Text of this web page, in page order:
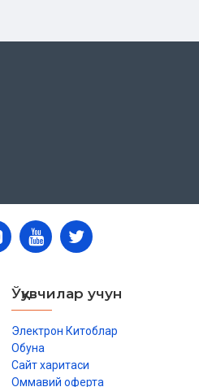
Ўқувчилар учун
Электрон Китоблар
Обуна
Сайт харитаси
Оммавий оферта